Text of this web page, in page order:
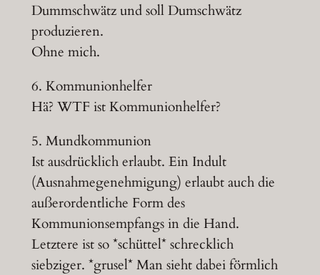
Dummschwätz und soll Dumschwätz
produzieren.
Ohne mich.
6. Kommunionhelfer
Hä? WTF ist Kommunionhelfer?
5. Mundkommunion
Ist ausdrücklich erlaubt. Ein Indult
(Ausnahmegenehmigung) erlaubt auch die
außerordentliche Form des
Kommunionsempfangs in die Hand.
Letztere ist so *schüttel* schrecklich
siebziger. *grusel* Man sieht dabei förmlich